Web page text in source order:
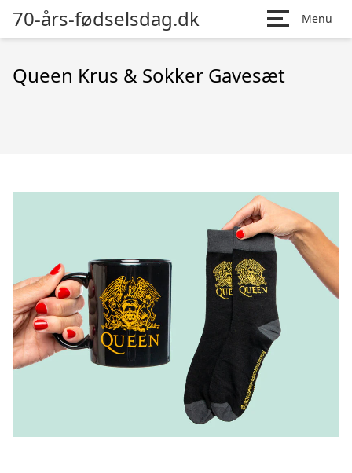
70-års-fødselsdag.dk Menu
Queen Krus & Sokker Gavesæt